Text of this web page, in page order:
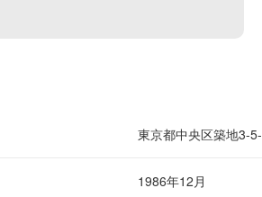
東京都中央区築地3-
1986年12月